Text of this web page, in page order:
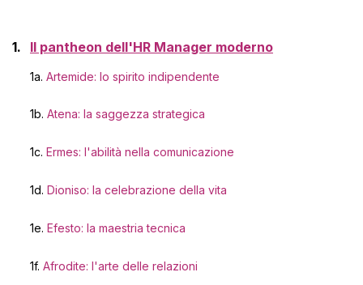
Il pantheon dell'HR Manager moderno
1a. Artemide: lo spirito indipendente
1b. Atena: la saggezza strategica
1c. Ermes: l'abilità nella comunicazione
1d. Dioniso: la celebrazione della vita
1e. Efesto: la maestria tecnica
1f. Afrodite: l'arte delle relazioni